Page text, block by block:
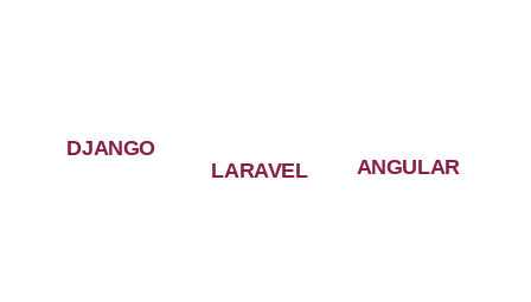
DJANGO
LARAVEL
ANGULAR